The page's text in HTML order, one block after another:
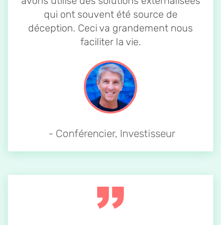
qui ont souvent été source de
déception. Ceci va grandement nous
faciliter la vie.
- Conférencier, Investisseur